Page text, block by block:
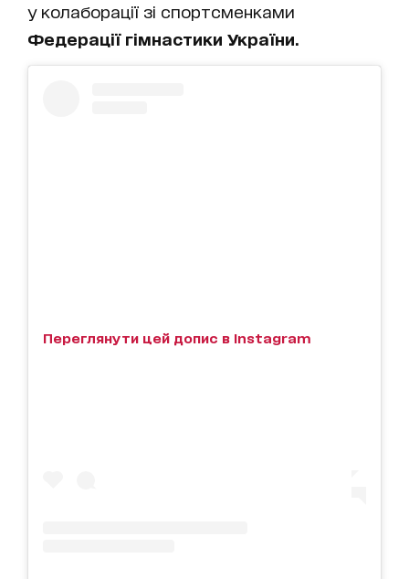
у колаборації зі спортсменками
Федерації гімнастики України.
Переглянути цей допис в Instagram